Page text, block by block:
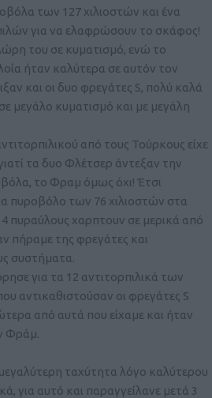
των 127 χιλιοστών και ένα
για να ελαφρώσουν το σκάφος!
του σε κυματισμό, ενώ το
ήταν καλύτερα σε αυτόν τον
και οι δυο φρεγάτες S, πολύ καλά
μεγάλο κυματισμό και με μεγάλη
από τους Τούρκους είχε
τα δυο Φλέτσερ άντεξαν την
το Φραμ όμως όχι! Έτσι
πυροβόλο των 76 χιλιοστών στα
4 πυραύλους χαρπτουν σε μερικά από
πήραμε της φρεγάτες και
συστήματα.
για τα 12 αντιτορπιλικά των
αντικαθιστούσαν οι φρεγάτες S
από αυτά που είχαμε και ήταν
Φράμ.
ταχύτητα λόγο καλύτερου
για αυτό και παραγγείλανε μετά 3